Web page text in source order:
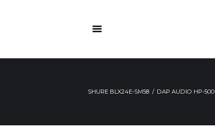
SHURE BLX24E-SM58 DAP AUDIO HP-500